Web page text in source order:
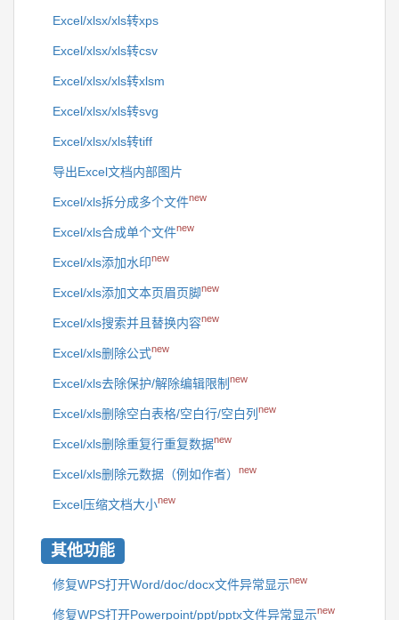
Excel/xlsx/xls转xps
Excel/xlsx/xls转csv
Excel/xlsx/xls转xlsm
Excel/xlsx/xls转svg
Excel/xlsx/xls转tiff
导出Excel文档内部图片
Excel/xls拆分成多个文件new
Excel/xls合成单个文件new
Excel/xls添加水印new
Excel/xls添加文本页眉页脚new
Excel/xls搜索并且替换内容new
Excel/xls删除公式new
Excel/xls去除保护/解除编辑限制new
Excel/xls删除空白表格/空白行/空白列new
Excel/xls删除重复行重复数据new
Excel/xls删除元数据（例如作者） new
Excel压缩文档大小new
其他功能
修复WPS打开Word/doc/docx文件异常显示new
修复WPS打开Powerpoint/ppt/pptx文件异常显示new